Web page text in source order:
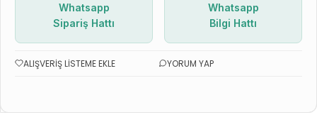
Whatsapp
Sipariş Hattı
Whatsapp
Bilgi Hattı
ALIŞVERIŞ LISTEME EKLE YORUM YAP